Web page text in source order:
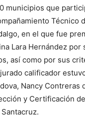
municipios que
Técnico
en el que fue
Lara Hernández por
así como por sus
calificador
Nancy Contreras
y Certificación